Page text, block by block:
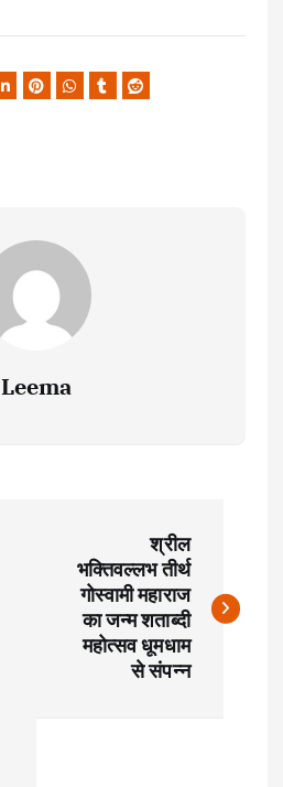
Leema
श्रील
भक्तिवल्लभ तीर्थ
गोस्वामी महाराज
का जन्म शताब्दी
महोत्सव धूमधाम
से संपन्न